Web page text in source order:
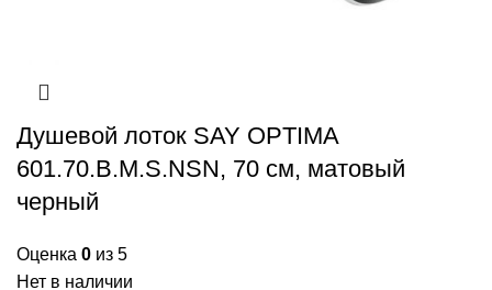
Душевой лоток SAY OPTIMA
601.70.B.M.S.NSN, 70 см, матовый
черный
Оценка 0 из 5
Нет в наличии